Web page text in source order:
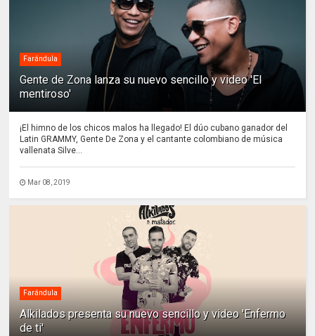
Farándula
Gente de Zona lanza su nuevo sencillo y video 'El
mentiroso'
¡El himno de los chicos malos ha llegado! El dúo cubano ganador del
Latin GRAMMY, Gente De Zona y el cantante colombiano de música
vallenata Silve...
Mar 08, 2019
Farándula
Alkilados presenta su nuevo sencillo y video 'Enfermo
de ti'